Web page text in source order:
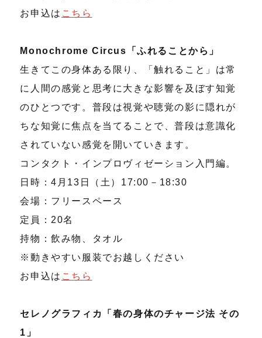
お申込は こちら
Monochrome Circus「ふれることから」
生きてこの身体ある限り、「触れること」は常
に人間の感覚と思考に大きな影響を及ぼす知覚
のひとつです。普段は視覚や聴覚の影に隠れが
ちな知覚に焦点を当てることで、普段は意識化
されていない感覚を開いていきます。
コンタクト・インプロヴィゼーション入門編。
日時：4月13日（土）17:00－18:30
会場：フリースペース
定員：20名
持物：飲み物、タオル
※動きやすい服装でお越しください
お申込は こちら
セレノグラフィカ「春の身体のチャージ法 その
1」